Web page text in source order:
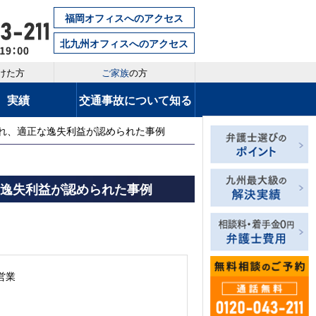
福岡オフィスへのアクセス
北九州オフィスへのアクセス
た方 ご家族の方
実績 交通事故について知る
、適正な逸失利益が認められた事例
失利益が認められた事例
業